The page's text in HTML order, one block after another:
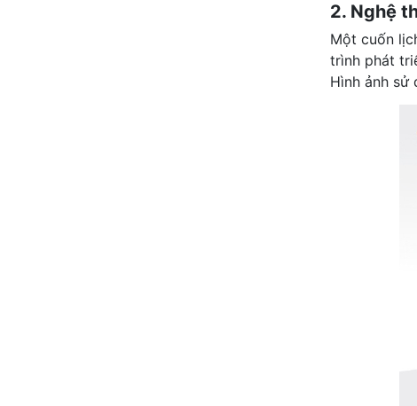
2. Nghệ
Một cuốn
trình phát
Hình ảnh sử